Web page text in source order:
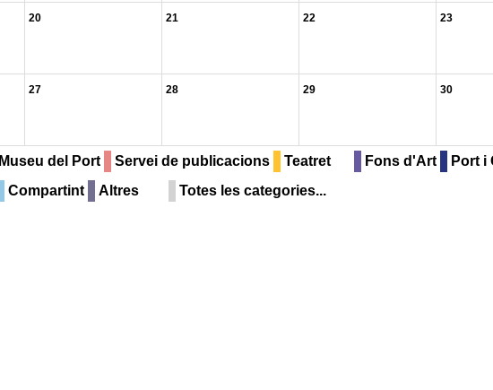
20 21 22 23
27 28 29 30
Museu del Port Servei de publicacions Teatret Fons d'Art Port i
Compartint Altres Totes les categories...